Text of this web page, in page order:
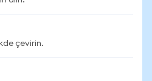
çevirin.